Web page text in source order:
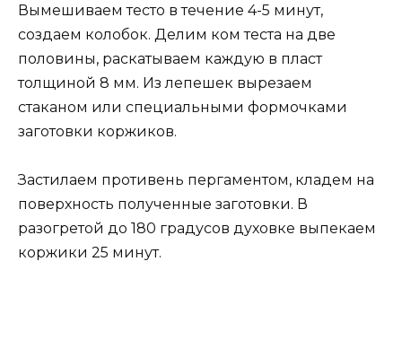
Вымешиваем тесто в течение 4-5 минут,
создаем колобок. Делим ком теста на две
половины, раскатываем каждую в пласт
толщиной 8 мм. Из лепешек вырезаем
стаканом или специальными формочками
заготовки коржиков.
Застилаем противень пергаментом, кладем на
поверхность полученные заготовки. В
разогретой до 180 градусов духовке выпекаем
коржики 25 минут.